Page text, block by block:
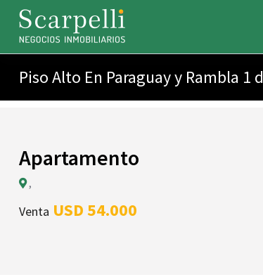
Piso Alto En Paraguay y Rambla
Apartamento
,
Venta USD 54.000